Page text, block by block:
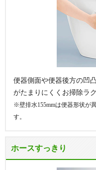
便器側面や便器後方の凹
がたまりにくくお掃除ラク
※壁排水155mmは便器形状が
す。
ホースすっきり